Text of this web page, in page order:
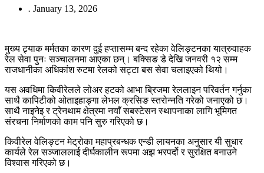
. January 13, 2026
मुख्य ट्र्याक मर्मतका कारण दुई हप्तासम्म बन्द रहेका वेलिङ्टनका यात्रुवाहक
रेल सेवा पुनः सञ्चालनमा आएका छन्। बक्सिङ डे देखि जनवरी १२ सम्म
राजधानीका अधिकांश रुटमा रेलको सट्टा बस सेवा चलाइएको थियो।
यस अवधिमा किवीरेलले लोअर हटको आभा ब्रिजमा रेललाइन परिवर्तन गर्नुका
साथै कापिटीको ओताइहाङ्गा लेभल क्रसिङ स्तरोन्नति गरेको जनाएको छ।
साथै नाइनेइ र ट्रेनथाम क्षेत्रमा नयाँ सबस्टेसन स्थापनाका लागि भूमिगत
संरचना निर्माणको काम पनि सुरु गरिएको छ।
किवीरेल वेलिङ्टन मेट्रोका महाप्रबन्धक एन्डी लायनका अनुसार यी सुधार
कार्यले रेल सञ्जाललाई दीर्घकालीन रूपमा अझ भरपर्दो र सुरक्षित बनाउने
विश्वास गरिएको छ।